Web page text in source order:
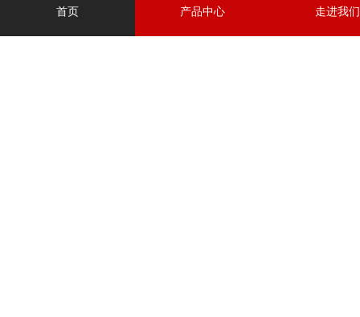
首页 产品中心 走进我们